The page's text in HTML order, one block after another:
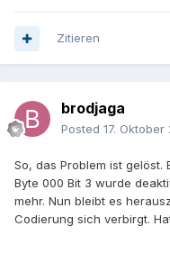
Zitieren
brodjaga
Posted 17. Oktober
So, das Problem ist gelöst.
Byte 000 Bit 3 wurde
mehr. Nun bleibt es
Codierung sich verbirgt.